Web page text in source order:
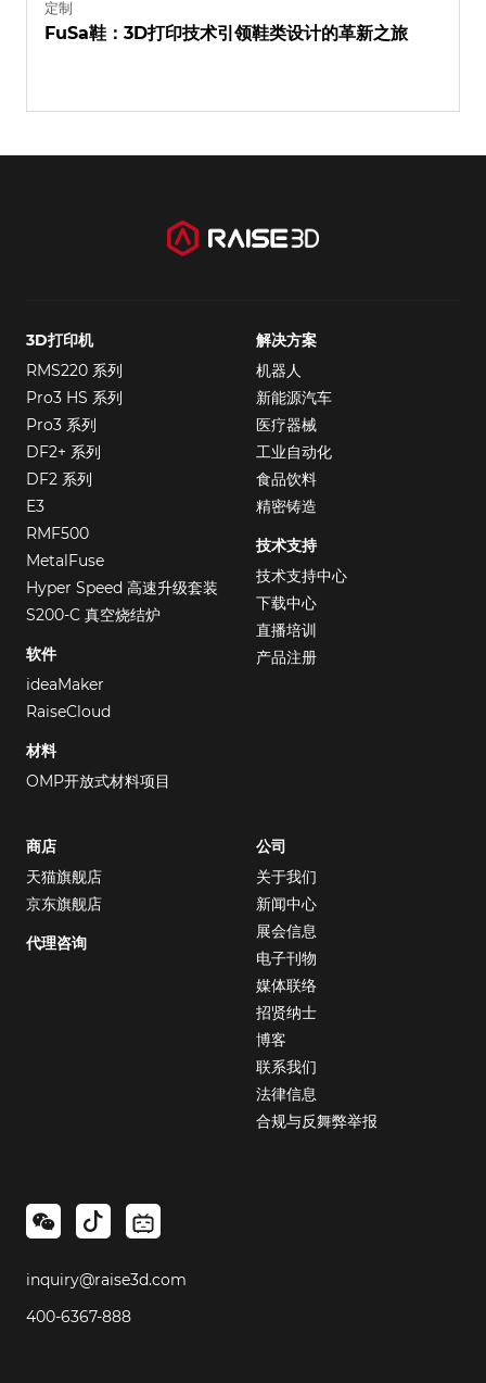
定制
FuSa鞋：3D打印技术引领鞋类设计的革新之旅
3D打印机
RMS220 系列
Pro3 HS 系列
Pro3 系列
DF2+ 系列
DF2 系列
E3
RMF500
MetalFuse
Hyper Speed 高速升级套装
S200-C 真空烧结炉
软件
ideaMaker
RaiseCloud
材料
OMP开放式材料项目
解决方案
机器人
新能源汽车
医疗器械
工业自动化
食品饮料
精密铸造
技术支持
技术支持中心
下载中心
直播培训
产品注册
商店
天猫旗舰店
京东旗舰店
代理咨询
公司
关于我们
新闻中心
展会信息
电子刊物
媒体联络
招贤纳士
博客
联系我们
法律信息
合规与反舞弊举报
inquiry@raise3d.com
400-6367-888